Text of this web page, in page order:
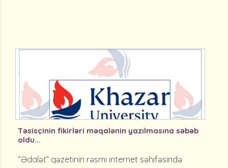
Təsisçinin fikirləri məqalənin yazılmasına səbəb
oldu...
“Ədalət” qəzetinin rəsmi internet səhifəsində